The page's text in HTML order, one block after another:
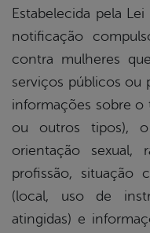
Estabelecida pela
notificação
contra mulheres
serviços públicos ou
informações sobre o
ou outros tipos),
orientação sexual,
profissão, situação
(local, uso de
atingidas) e